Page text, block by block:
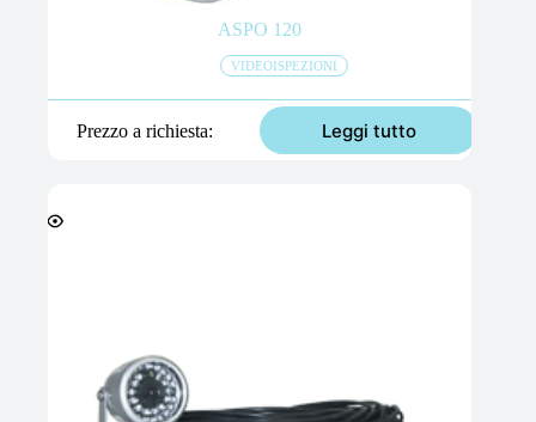
ASPO 120
VIDEOISPEZIONI
Prezzo a richiesta Leggi tutto